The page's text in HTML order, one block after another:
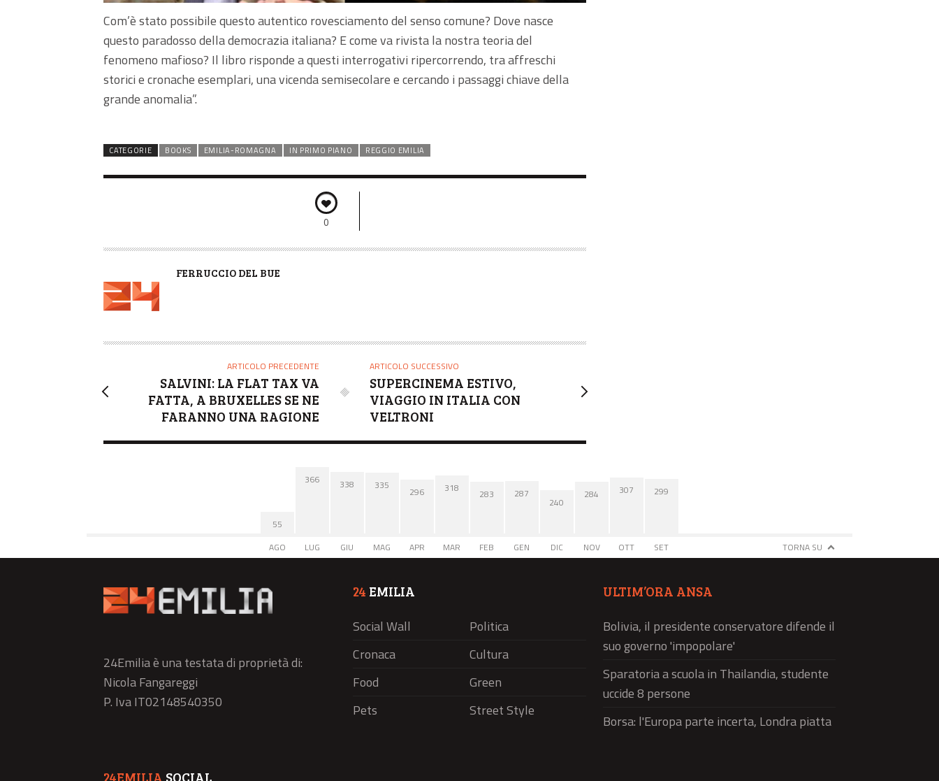
Com’è stato possibile questo autentico rovesciamento del senso comune? Dove nasce
questo paradosso della democrazia italiana? E come va rivista la nostra teoria del
fenomeno mafioso? Il libro risponde a questi interrogativi ripercorrendo, tra affreschi
storici e cronache esemplari, una vicenda semisecolare e cercando i passaggi chiave della
grande anomalia”.
CATEGORIE BOOKS EMILIA-ROMAGNA IN PRIMO PIANO REGGIO EMILIA
0
A
R
FERRUCCIO DEL BUE
ARTICOLO PRECEDENTE
SALVINI: LA FLAT TAX VA
FATTA, A BRUXELLES SE NE
FARANNO UNA RAGIONE
ARTICOLO SUCCESSIVO
SUPERCINEMA ESTIVO,
VIAGGIO IN ITALIA CON
VELTRONI
55
AGO
366
LUG
338
GIU
335
MAG
296
APR
318
MAR
283
FEB
287
GEN
240
DIC
284
NOV
307
OTT
299
SET TORNA SU
24Emilia è una testata di proprietà di:
Nicola Fangareggi
P. Iva IT02148540350
24 EMILIA
Social Wall
Politica
Cronaca
Cultura
Food
Green
Pets
Street Style
ULTIM’ORA ANSA
Bolivia, il presidente conservatore difende il
suo governo 'impopolare'
Sparatoria a scuola in Thailandia, studente
uccide 8 persone
Borsa: l'Europa parte incerta, Londra piatta
24EMILIA SOCIAL